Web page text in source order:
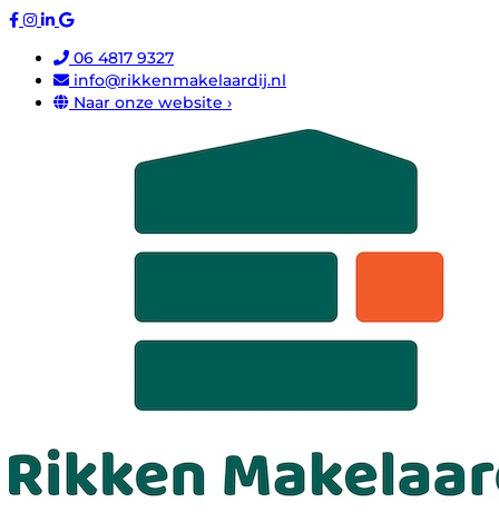
06 4817 9327
info@rikkenmakelaardij.nl
Naar onze website ›